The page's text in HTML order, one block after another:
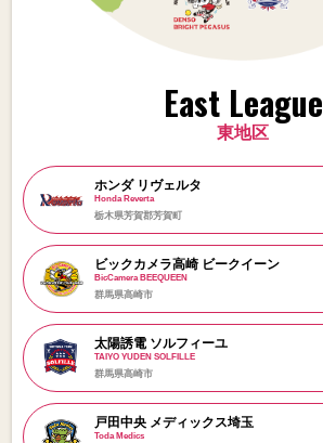
East League
東地区
ホンダ リヴェルタ
Honda Reverta
栃木県芳賀郡芳賀町
ビックカメラ高崎 ビークイーン
BicCamera BEEQUEEN
群馬県高崎市
太陽誘電 ソルフィーユ
TAIYO YUDEN SOLFILLE
群馬県高崎市
戸田中央 メディックス埼玉
Toda Medics